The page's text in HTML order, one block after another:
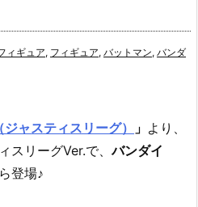
ィギュア, フィギュア, バットマン, バンダ
ャスティスリーグ） 」 より、
スリーグVer.で、バンダイ
登場♪